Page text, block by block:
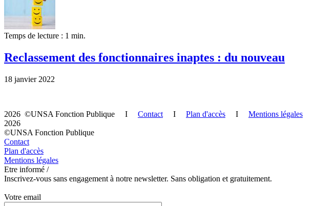
Temps de lecture : 1 min.
Reclassement des fonctionnaires inaptes : du nouveau
18 janvier 2022
2026 ©UNSA Fonction Publique I Contact I Plan d'accès I Mentions légales
2026
©UNSA Fonction Publique
Contact
Plan d'accès
Mentions légales
Etre informé /
Inscrivez-vous sans engagement à notre newsletter. Sans obligation et gratuitement.
Votre email